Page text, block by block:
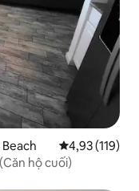
Xếp hạng
4,93 (119)
hộ cuối)